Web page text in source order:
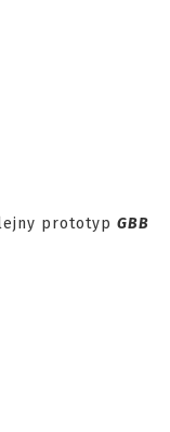
prototyp GBB